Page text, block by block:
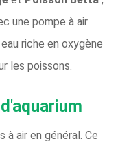
une pompe à air
riche en oxygène
les poissons.
air en général. Ce